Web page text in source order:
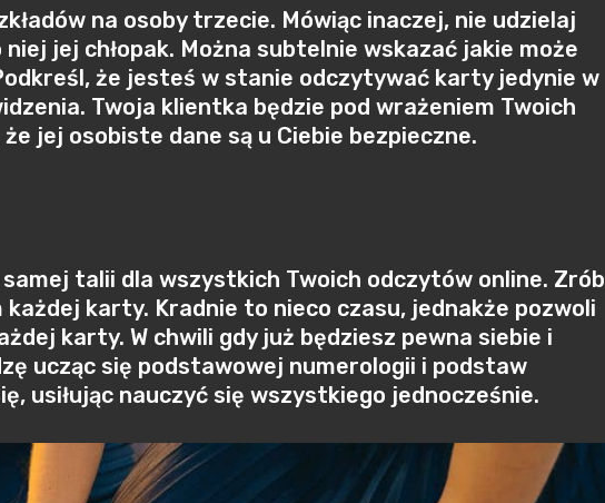
na osoby trzecie. Mówiąc inaczej, nie udzielaj
jej chłopak. Można subtelnie wskazać jakie może
że jesteś w stanie odczytywać karty jedynie w
Twoja klientka będzie pod wrażeniem Twoich
że jej osobiste dane są u Ciebie bezpieczne.
talii dla wszystkich Twoich odczytów online. Zrób
karty. Kradnie to nieco czasu, jednakże pozwoli
karty. W chwili gdy już będziesz pewna siebie i
ucząc się podstawowej numerologii i podstaw
usiłując nauczyć się wszystkiego jednocześnie.